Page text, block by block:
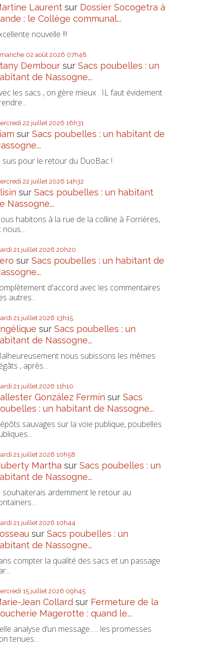
Laurent sur Dossier Socogetra à
: le Collège communal...
nouvelle !!!
02 août 2026 07h48
Dembour surSacs poubelles : un
de Nassogne...
les sacs , on gère mieux . IL faut évidement
22 juillet 2026 16h31
surSacs poubelles : un habitant de
suis pour le retour du DuoBac !
22 juillet 2026 14h32
surSacs poubelles : un habitant
Nassogne...
habitons à la rue de la colline à Forrières,
nous...
21 juillet 2026 20h20
surSacs poubelles : un habitant de
d'accord avec les commentaires
autres...
21 juillet 2026 13h15
surSacs poubelles : un
de Nassogne...
nous subissons les mêmes
, après...
21 juillet 2026 11h10
González Fermín surSacs
: un habitant de Nassogne...
sauvages sur la voie publique, poubelles
21 juillet 2026 10h58
Martha surSacs poubelles : un
de Nassogne...
souhaiterais ardemment le retour au
21 juillet 2026 10h44
surSacs poubelles : un
de Nassogne...
compter la qualité des sacs et un passage
15 juillet 2026 09h45
Jean Collard sur Fermeture de la
Magerotte : quand le...
analyse d’un message….. les promesses
tenues...